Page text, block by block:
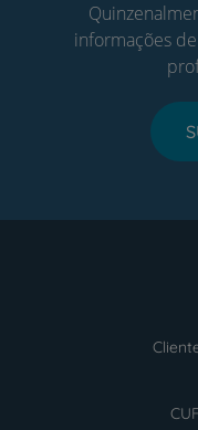
informações